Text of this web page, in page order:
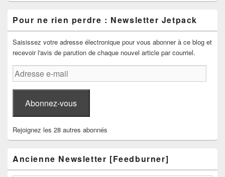
Pour ne rien perdre : Newsletter Jetpack
Saisissez votre adresse électronique pour vous abonner à ce blog et
recevoir l'avis de parution de chaque nouvel article par courriel.
Adresse
e-
mail
Abonnez-vous
Rejoignez les 28 autres abonnés
Ancienne Newsletter [Feedburner]